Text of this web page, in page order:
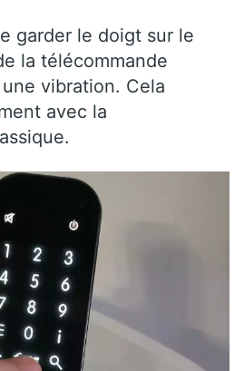
garder le doigt sur le
la télécommande
vibration. Cela
avec la